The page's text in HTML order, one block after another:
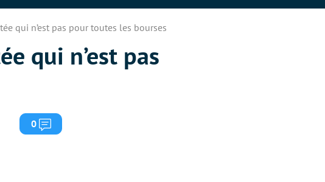
qui n’est pas pour toutes les bourses
qui n’est pas
0 Commentaires